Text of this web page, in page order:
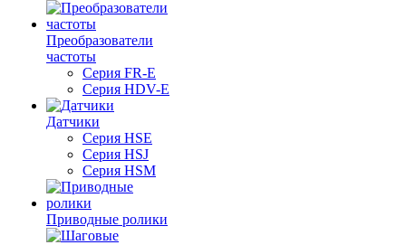
Преобразователи
частоты
Серия FR-E
Серия HDV-E
Датчики
Серия HSE
Серия HSJ
Серия HSM
Приводные ролики